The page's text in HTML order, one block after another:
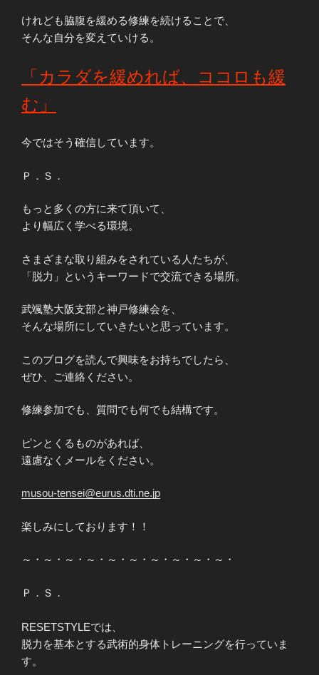
けれども脇腹を緩める修練を続けることで、
そんな自分を変えていける。
「カラダを緩めれば、ココロも緩
む」
今ではそう確信しています。
Ｐ．Ｓ．
もっと多くの方に来て頂いて、
より幅広く学べる環境。
さまざまな取り組みをされている人たちが、
「脱力」というキーワードで交流できる場所。
武颯塾大阪支部と神戸修練会を、
そんな場所にしていきたいと思っています。
このブログを読んで興味をお持ちでしたら、
ぜひ、ご連絡ください。
修練参加でも、質問でも何でも結構です。
ピンとくるものがあれば、
遠慮なくメールをください。
musou-tensei@eurus.dti.ne.jp
楽しみにしております！！
～・～・～・～・～・～・～・～・～・～・
Ｐ．Ｓ．
RESETSTYLEでは、
脱力を基本とする武術的身体トレーニングを行っていま
す。